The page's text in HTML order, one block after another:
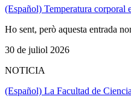
(Español) Temperatura corporal
Ho sent, però aquesta entrada
30 de juliol 2026
NOTICIA
(Español) La Facultad de